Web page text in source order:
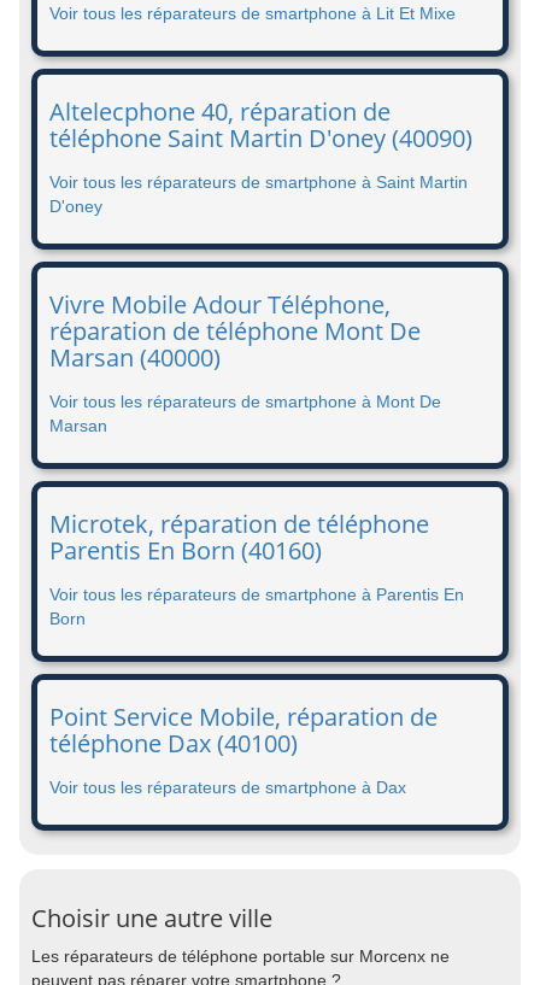
Voir tous les réparateurs de smartphone à Lit Et Mixe
Altelecphone 40, réparation de
téléphone Saint Martin D'oney (40090)
Voir tous les réparateurs de smartphone à Saint Martin
D'oney
Vivre Mobile Adour Téléphone,
réparation de téléphone Mont De
Marsan (40000)
Voir tous les réparateurs de smartphone à Mont De
Marsan
Microtek, réparation de téléphone
Parentis En Born (40160)
Voir tous les réparateurs de smartphone à Parentis En
Born
Point Service Mobile, réparation de
téléphone Dax (40100)
Voir tous les réparateurs de smartphone à Dax
Choisir une autre ville
Les réparateurs de téléphone portable sur Morcenx ne
peuvent pas réparer votre smartphone ?